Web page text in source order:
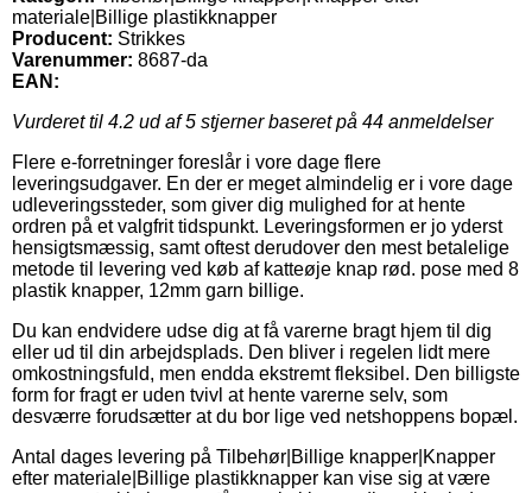
materiale|Billige plastikknapper
Producent: Strikkes
Varenummer: 8687-da
EAN:
Vurderet til 4.2 ud af 5 stjerner baseret på 44 anmeldelser
Flere e-forretninger foreslår i vore dage flere
leveringsudgaver. En der er meget almindelig er i vore dage
udleveringssteder, som giver dig mulighed for at hente
ordren på et valgfrit tidspunkt. Leveringsformen er jo yderst
hensigtsmæssig, samt oftest derudover den mest betalelige
metode til levering ved køb af katteøje knap rød. pose med 8
plastik knapper, 12mm garn billige.
Du kan endvidere udse dig at få varerne bragt hjem til dig
eller ud til din arbejdsplads. Den bliver i regelen lidt mere
omkostningsfuld, men endda ekstremt fleksibel. Den billigste
form for fragt er uden tvivl at hente varerne selv, som
desværre forudsætter at du bor lige ved netshoppens bopæl.
Antal dages levering på Tilbehør|Billige knapper|Knapper
efter materiale|Billige plastikknapper kan vise sig at være